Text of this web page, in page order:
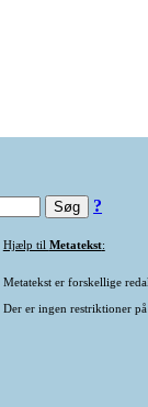
?
Hjælp til Metatekst:
Metatekst er forskellige
Der er ingen restriktioner